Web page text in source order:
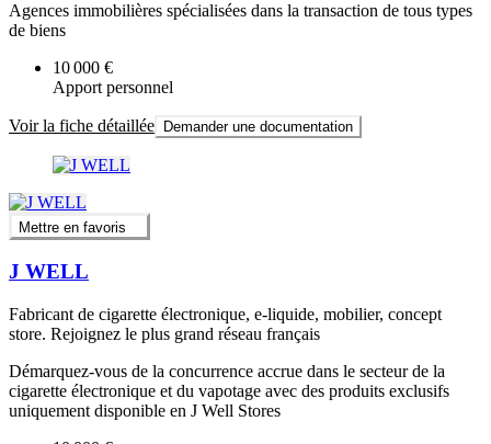
Agences immobilières spécialisées dans la transaction de tous types
de biens
10 000 €
Apport personnel
Voir la fiche détaillée Demander une documentation
Mettre en favoris
J WELL
Fabricant de cigarette électronique, e-liquide, mobilier, concept
store. Rejoignez le plus grand réseau français
Démarquez-vous de la concurrence accrue dans le secteur de la
cigarette électronique et du vapotage avec des produits exclusifs
uniquement disponible en J Well Stores